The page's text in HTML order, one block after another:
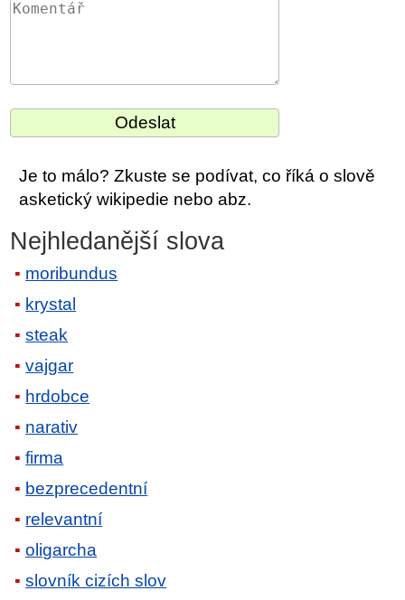
Je to málo? Zkuste se podívat, co říká o slově
asketický wikipedie nebo abz.
Nejhledanější slova
moribundus
krystal
steak
vajgar
hrdobce
narativ
firma
bezprecedentní
relevantní
oligarcha
slovník cizích slov